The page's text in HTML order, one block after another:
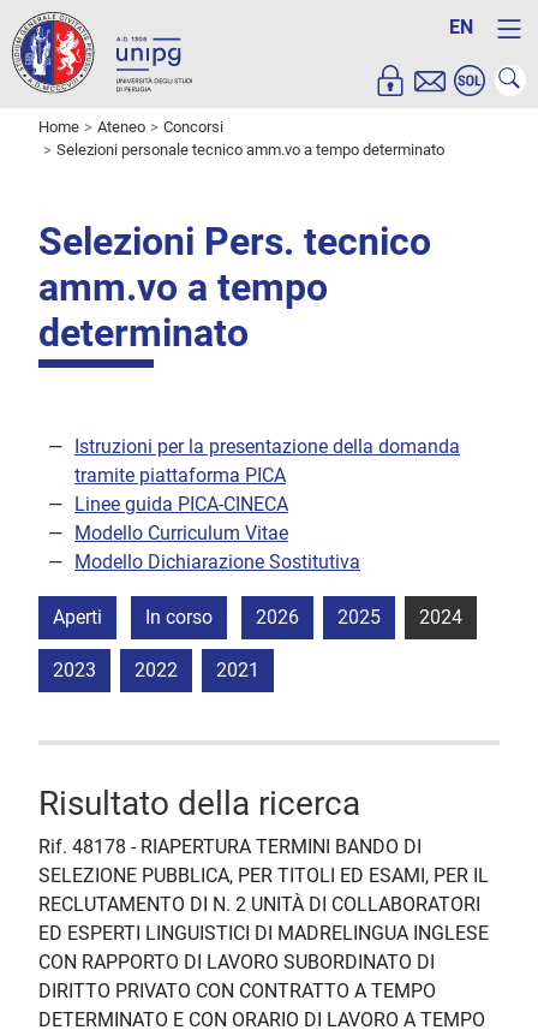
EN
Home Ateneo
Concorsi
Selezioni personale tecnico amm.vo a tempo determinato
Selezioni Pers. tecnico
amm.vo a tempo
determinato
Istruzioni per la presentazione della domanda
tramite piattaforma PICA
Linee guida PICA-CINECA
Modello Curriculum Vitae
Modello Dichiarazione Sostitutiva
Aperti In corso 2026 2025 2024
2023 2022 2021
Risultato della ricerca
Rif. 48178 - RIAPERTURA TERMINI BANDO DI
SELEZIONE PUBBLICA, PER TITOLI ED ESAMI, PER IL
RECLUTAMENTO DI N. 2 UNITÀ DI COLLABORATORI
ED ESPERTI LINGUISTICI DI MADRELINGUA INGLESE
CON RAPPORTO DI LAVORO SUBORDINATO DI
DIRITTO PRIVATO CON CONTRATTO A TEMPO
DETERMINATO E CON ORARIO DI LAVORO A TEMPO